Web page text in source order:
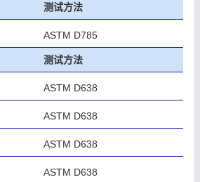
测试方法
ASTM D785
测试方法
ASTM D638
ASTM D638
ASTM D638
ASTM D638